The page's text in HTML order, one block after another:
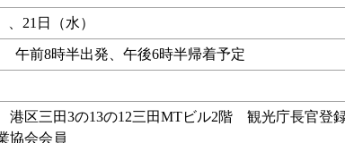
、21日（水）
午前8時半出発、午後6時半帰着予定
区三田3の13の12三田MTビル2階 観光庁長官登
協会会員